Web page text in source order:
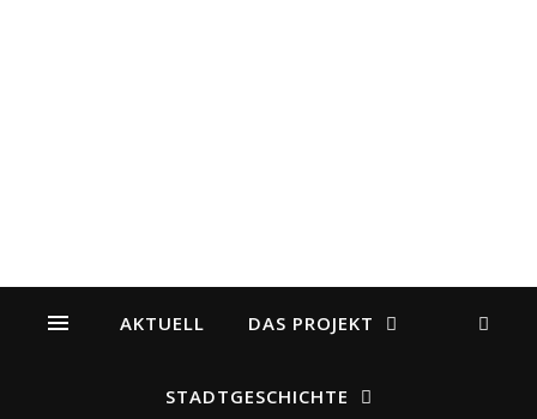
AKTUELL DAS PROJEKT
STADTGESCHICHTE